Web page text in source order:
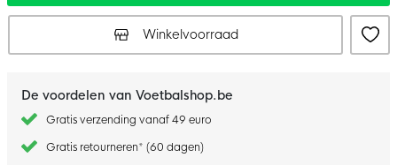
Winkelvoorraad
De voordelen van Voetbalshop.be
Gratis verzending vanaf 49 euro
Gratis retourneren* (60 dagen)